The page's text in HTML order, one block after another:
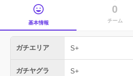
基本情報
0
チーム
ガチエリア S+
ガチヤグラ S+